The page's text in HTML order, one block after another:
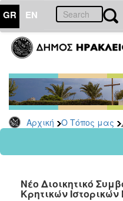
GR EN
Αρχική Ο Τόπος μας
ΤΟΠΟΣ
ΜΑΣ
Ανακοινώσεις
Αρχείο
2026
2024
2022
Νέο Διοικητικό
Κρητικών